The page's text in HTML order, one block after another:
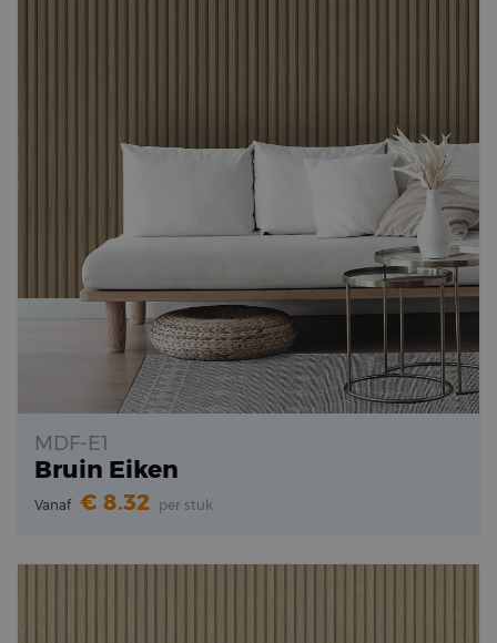
MDF-E1
Bruin Eiken
Vanaf 8.32 per stuk